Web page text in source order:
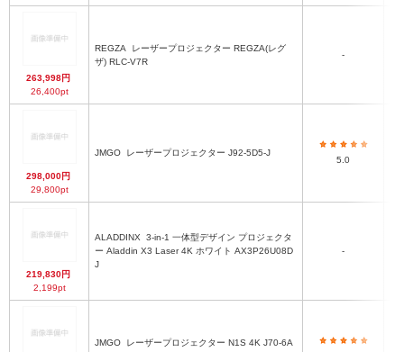
263,998円
26,400pt
REGZA
ザ) RLC-V7R
-
298,000円
29,800pt
JMGO レーザープロジェクター J92-5D5-J
5.0
219,830円
2,199pt
ALADDINX
ー Aladdin X3 Laser 4K ホワイト AX3P26U08D
J
-
JMGO